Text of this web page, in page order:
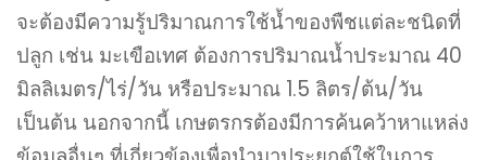
จะต้องมีความรู้ปริมาณการใช้น้ำของพืชแต่ละชนิดที่
ปลูก เช่น มะเขือเทศ ต้องการปริมาณน้ำประมาณ 40
มิลลิเมตร/ไร่/วัน หรือประมาณ 1.5 ลิตร/ต้น/วัน
เป็นต้น นอกจากนี้ เกษตรกรต้องมีการค้นคว้าหาแหล่ง